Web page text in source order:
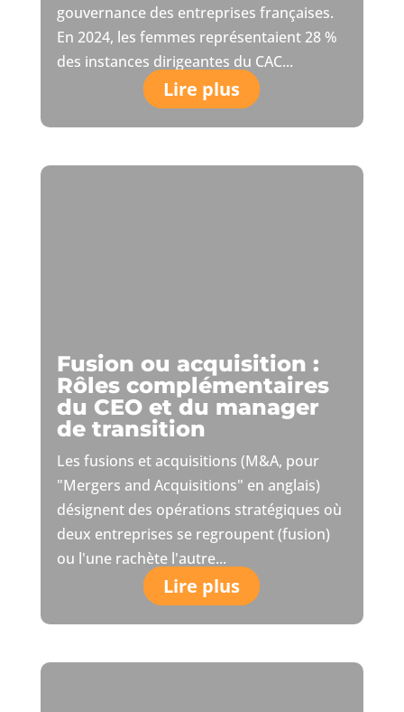
gouvernance des entreprises françaises.
En 2024, les femmes représentaient 28 %
des instances dirigeantes du CAC...
Lire plus
Fusion ou acquisition :
Rôles complémentaires
du CEO et du manager
de transition
Les fusions et acquisitions (M&A, pour
"Mergers and Acquisitions" en anglais)
désignent des opérations stratégiques où
deux entreprises se regroupent (fusion)
ou l'une rachète l'autre...
Lire plus